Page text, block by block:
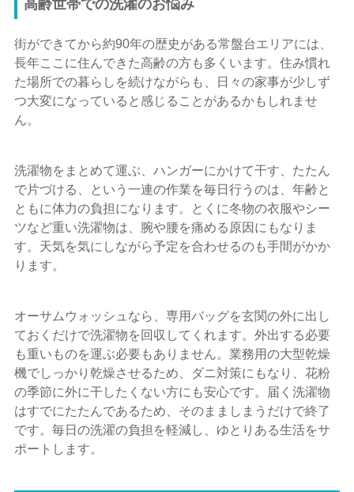
高齢世帯での洗濯のお悩み
街ができてから約90年の歴史がある常盤台エリアには、
長年ここに住んできた高齢の方も多くいます。住み慣れ
た場所での暮らしを続けながらも、日々の家事が少しず
つ大変になっていると感じることがあるかもしれませ
ん。
洗濯物をまとめて運ぶ、ハンガーにかけて干す、たたん
で片づける、という一連の作業を毎日行うのは、年齢と
ともに体力の負担になります。とくに冬物の衣服やシー
ツなど重い洗濯物は、腕や腰を痛める原因にもなりま
す。天気を気にしながら予定を合わせるのも手間がかか
ります。
オーサムウォッシュなら、専用バッグを玄関の外に出し
ておくだけで洗濯物を回収してくれます。外出する必要
も重いものを運ぶ必要もありません。業務用の大型乾燥
機でしっかり乾燥させるため、ダニ対策にもなり、花粉
の季節に外に干したくない方にも安心です。届く洗濯物
はすでにたたんであるため、そのまましまうだけで終了
です。毎日の洗濯の負担を軽減し、ゆとりある生活をサ
ポートします。